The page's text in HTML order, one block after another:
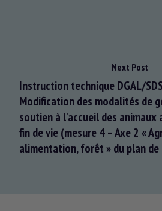
Next Post
Instruction technique DGAL/
Modification des modalités de
soutien à l'accueil des animaux
fin de vie (mesure 4 – Axe 2 «
alimentation, forêt » du plan